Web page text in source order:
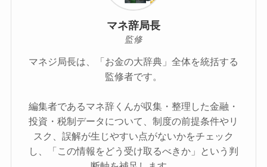
マネ辞局長
監修
マネジ局長は、「お金の大辞典」全体を統括する
監修者です。
編集者であるマネ辞くんが収集・整理した金融・
投資・税制データについて、制度の前提条件やリ
スク、誤解が生じやすい点がないかをチェック
し、「この情報をどう受け取るべきか」という判